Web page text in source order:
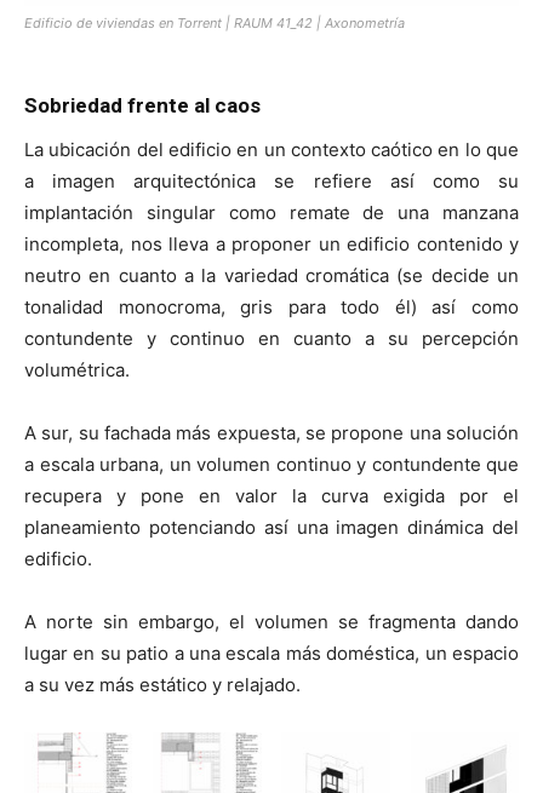
Edificio de viviendas en Torrent | RAUM 41_42 | Axonometría
Sobriedad frente al caos
La ubicación del edificio en un contexto caótico en lo que
a imagen arquitectónica se refiere así como su
implantación singular como remate de una manzana
incompleta, nos lleva a proponer un edificio contenido y
neutro en cuanto a la variedad cromática (se decide un
tonalidad monocroma, gris para todo él) así como
contundente y continuo en cuanto a su percepción
volumétrica.
A sur, su fachada más expuesta, se propone una solución
a escala urbana, un volumen continuo y contundente que
recupera y pone en valor la curva exigida por el
planeamiento potenciando así una imagen dinámica del
edificio.
A norte sin embargo, el volumen se fragmenta dando
lugar en su patio a una escala más doméstica, un espacio
a su vez más estático y relajado.